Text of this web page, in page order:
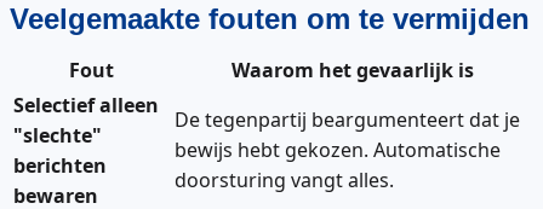
Veelgemaakte fouten om te vermijden
Fout
Waarom het gevaarlijk is
Selectief alleen
"slechte"
berichten
bewaren
De tegenpartij beargumenteert dat je
bewijs hebt gekozen. Automatische
doorsturing vangt alles.